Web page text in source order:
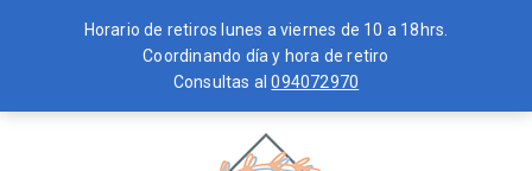
Horario de retiros lunes a viernes de 10 a 18hrs.
Coordinando día y hora de retiro
Consultas al094072970
to